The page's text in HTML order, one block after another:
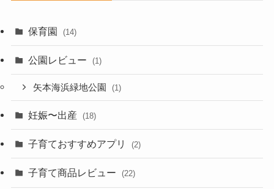
保育園 (14)
公園レビュー (1)
矢本海浜緑地公園 (1)
妊娠〜出産 (18)
子育ておすすめアプリ (2)
子育て商品レビュー (22)